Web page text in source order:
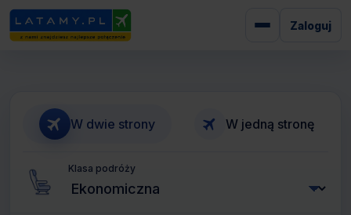
Zaloguj
W dwie strony W jedną stronę
Klasa podróży